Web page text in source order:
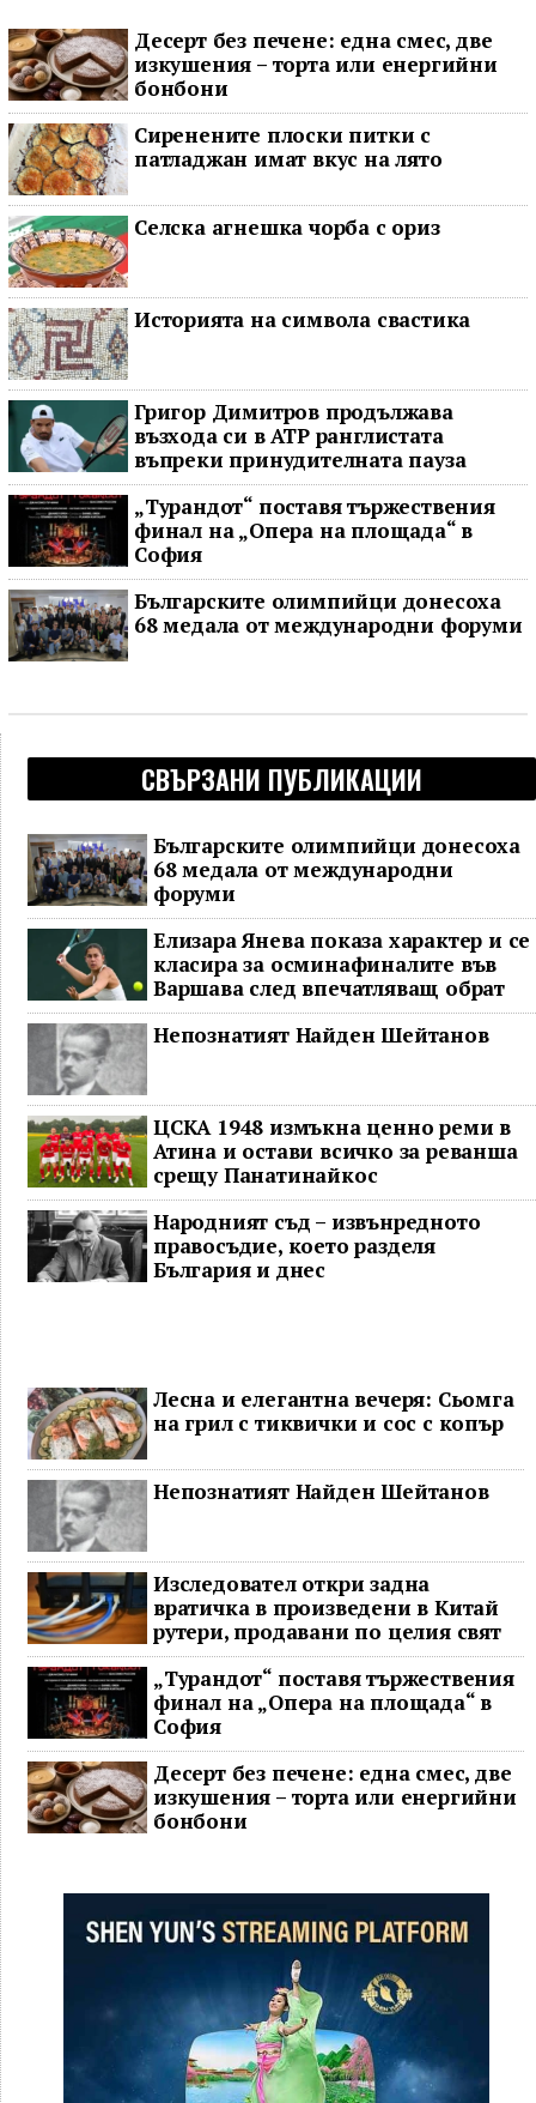
Десерт без печене: една смес, две
изкушения – торта или енергийни
бонбони
Сиренените плоски питки с
патладжан имат вкус на лято
Селска агнешка чорба с ориз
Историята на символа свастика
Григор Димитров продължава
възхода си в ATP ранглистата
въпреки принудителната пауза
„Турандот“ поставя тържествения
финал на „Опера на площада“ в
София
Българските олимпийци донесоха
68 медала от международни форуми
СВЪРЗАНИ ПУБЛИКАЦИИ
Българските олимпийци донесоха
68 медала от международни
форуми
Елизара Янева показа характер и се
класира за осминафиналите във
Варшава след впечатляващ обрат
Непознатият Найден Шейтанов
ЦСКА 1948 измъкна ценно реми в
Атина и остави всичко за реванша
срещу Панатинайкос
Народният съд – извънредното
правосъдие, което разделя
България и днес
Лесна и елегантна вечеря: Сьомга
на грил с тиквички и сос с копър
Непознатият Найден Шейтанов
Изследовател откри задна
вратичка в произведени в Китай
рутери, продавани по целия свят
„Турандот“ поставя тържествения
финал на „Опера на площада“ в
София
Десерт без печене: една смес, две
изкушения – торта или енергийни
бонбони